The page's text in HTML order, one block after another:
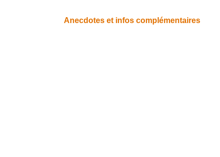
Anecdotes et infos complémentaires